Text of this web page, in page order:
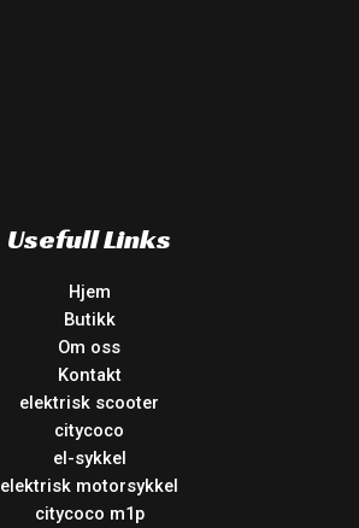
Usefull Links
Hjem
Butikk
Om oss
Kontakt
elektrisk scooter
citycoco
el-sykkel
elektrisk motorsykkel
citycoco m1p